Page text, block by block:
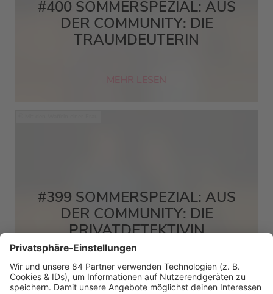
#400 SOMMERSPEZIAL: AUS
DER COMMUNITY: DIE
TRAUMDEUTERIN
MEHR LESEN
#399 SOMMERSPEZIAL: AUS
DER COMMUNITY: DIE
PRIVATDETEKTIVIN
MEHR LESEN